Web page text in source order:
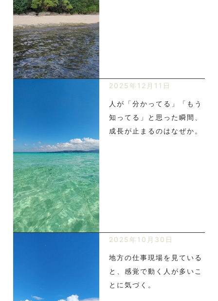
2025年12月11日
人が「分かってる」「もう
知ってる」と思った瞬間、
成長が止まるのはなぜか。
2025年10月30日
地方の仕事現場を見ている
と、感覚で動く人が多いこ
とに気づく。